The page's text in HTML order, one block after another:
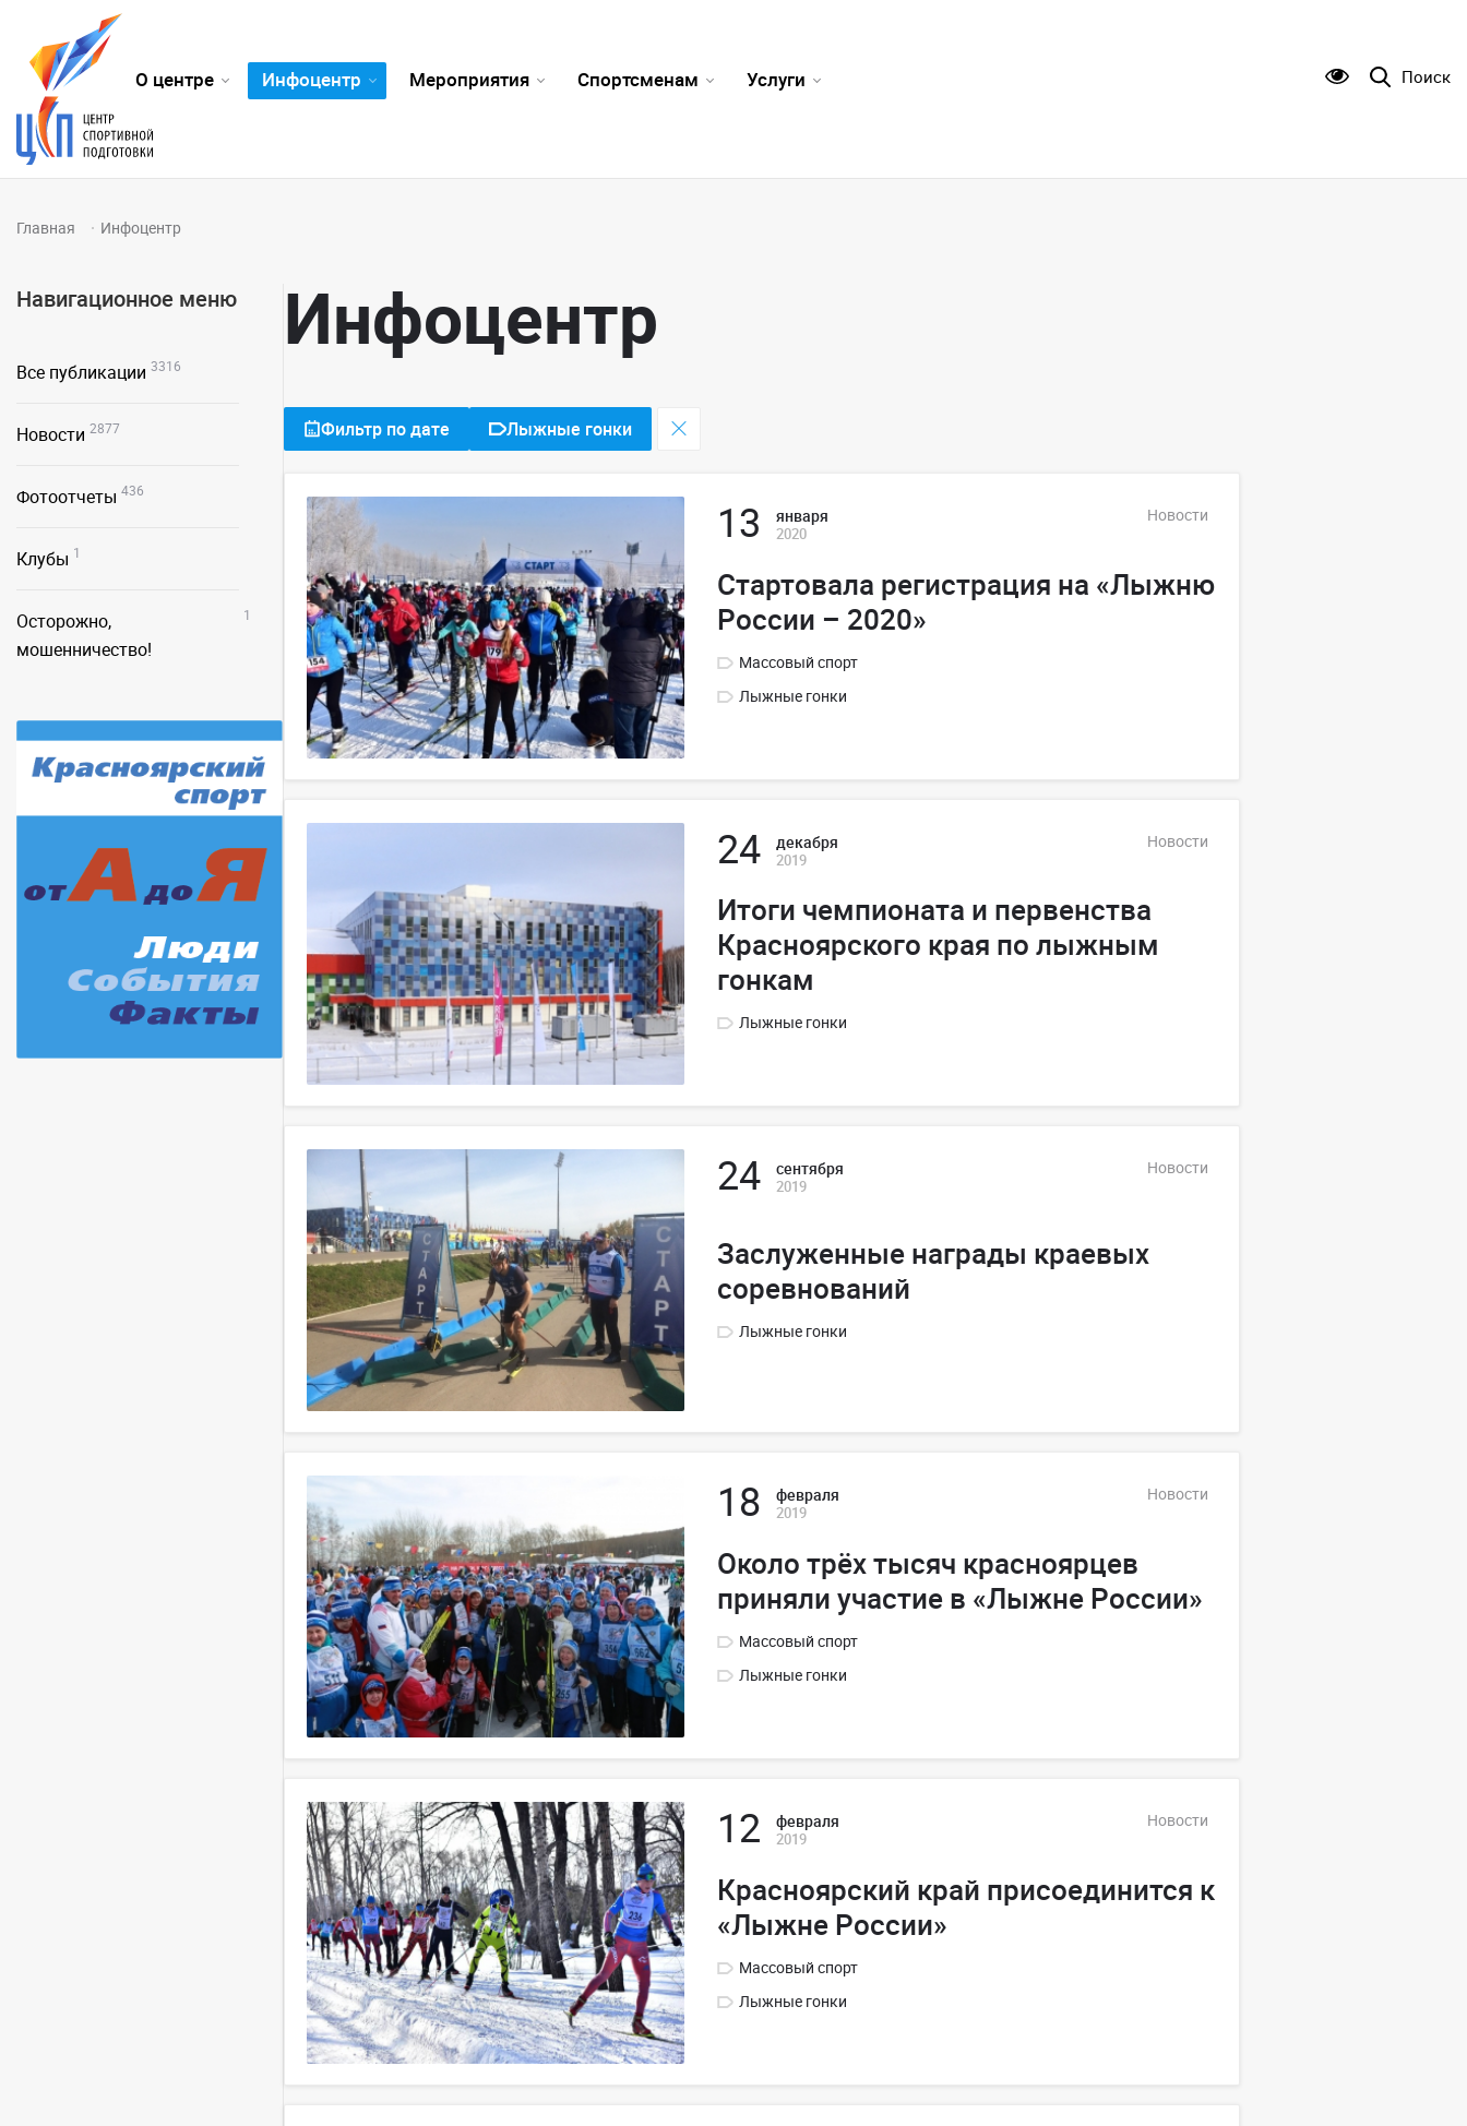
О центре Инфоцентр Мероприятия Спортсменам Услуги Поиск
Главная Инфоцентр
Навигационное меню
Все публикации 3316
Новости 2877
Фотоотчеты 436
Клубы 1
Осторожно,
мошенничество!
1
Инфоцентр
Фильтр по дате Лыжные гонки
13 января
2020
Новости
Стартовала регистрация на «Лыжню
России – 2020»
Массовый спорт
Лыжные гонки
24 декабря
2019
Новости
Итоги чемпионата и первенства
Красноярского края по лыжным
гонкам
Лыжные гонки
24 сентября
2019
Новости
Заслуженные награды краевых
соревнований
Лыжные гонки
18 февраля
2019
Новости
Около трёх тысяч красноярцев
приняли участие в «Лыжне России»
Массовый спорт
Лыжные гонки
12 февраля
2019
Новости
Красноярский край присоединится к
«Лыжне России»
Массовый спорт
Лыжные гонки